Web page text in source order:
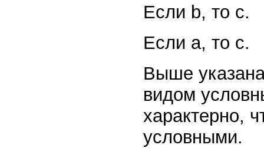
Если b, то с.
Если а, то с.
Выше
видом
характерно,
условными.